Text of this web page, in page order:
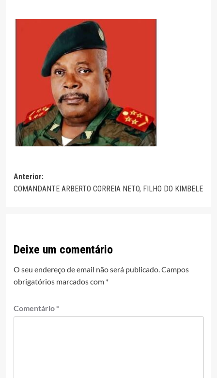
Navegação
de
Anterior:
COMANDANTE ARBERTO CORREIA NETO, FILHO DO KIMBELE
Deixe um comentário
O seu endereço de email não será publicado.Campos
obrigatórios marcados com *
Comentário *